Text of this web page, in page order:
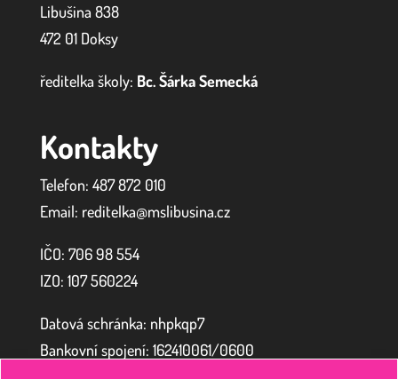
Libušina 838
472 01 Doksy
ředitelka školy: Bc. Šárka Semecká
Kontakty
Telefon: 487 872 010
Email: reditelka@mslibusina.cz
IČO: 706 98 554
IZO: 107 560224
Datová schránka: nhpkqp7
Bankovní spojení: 162410061/0600